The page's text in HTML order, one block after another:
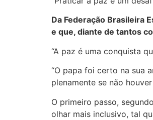
Da Federação Brasileira
e que, diante de tantos
“A paz é uma conquista
“O papa foi certo na sua
plenamente se não
O primeiro passo,
olhar mais inclusivo, tal